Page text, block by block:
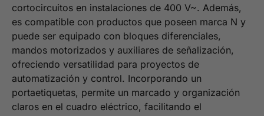
cortocircuitos en instalaciones de 400 V~. Además,
es compatible con productos que poseen marca N y
puede ser equipado con bloques diferenciales,
mandos motorizados y auxiliares de señalización,
ofreciendo versatilidad para proyectos de
automatización y control. Incorporando un
portaetiquetas, permite un marcado y organización
claros en el cuadro eléctrico, facilitando el